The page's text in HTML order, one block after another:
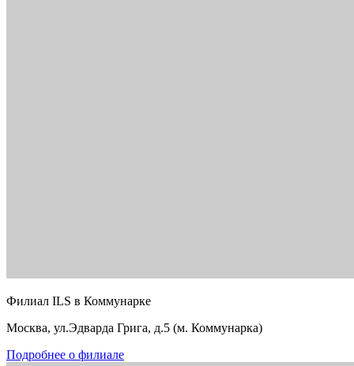
Филиал ILS в Коммунарке
Москва, ул.Эдварда Грига, д.5 (м. Коммунарка)
Подробнее о филиале